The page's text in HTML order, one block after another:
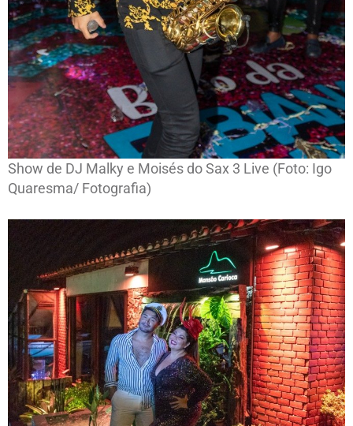
Show de DJ Malky e Moisés do Sax 3 Live (Foto: Igo
Quaresma/ Fotografia)